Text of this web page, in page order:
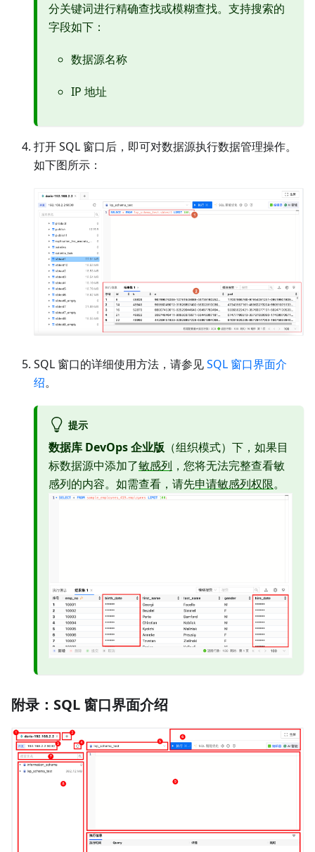
分关键词进行精确查找或模糊查找。支持搜索的
字段如下：
数据源名称
IP 地址
打开 SQL 窗口后，即可对数据源执行数据管理操作。
如下图所示：
SQL 窗口的详细使用方法，请参见SQL 窗口界面介
绍。
提示
数据库 DevOps 企业版 （组织模式）下，如果目
标数据源中添加了敏感列 ，您将无法完整查看敏
感列的内容。如需查看，请先申请敏感列权限。
附录：SQL 窗口界面介绍